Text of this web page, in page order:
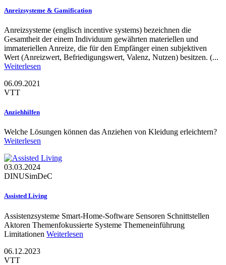
Anreizsysteme & Gamification
Anreizsysteme (englisch incentive systems) bezeichnen die
Gesamtheit der einem Individuum gewährten materiellen und
immateriellen Anreize, die für den Empfänger einen subjektiven
Wert (Anreizwert, Befriedigungswert, Valenz, Nutzen) besitzen. (...
Weiterlesen
06.09.2021
VTT
Anziehhilfen
Welche Lösungen können das Anziehen von Kleidung erleichtern?
Weiterlesen
03.03.2024
DINUSimDeC
Assisted Living
Assistenzsysteme Smart-Home-Software Sensoren Schnittstellen
Aktoren Themenfokussierte Systeme Themeneinführung
Limitationen Weiterlesen
06.12.2023
VTT